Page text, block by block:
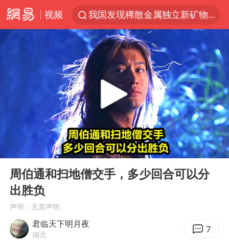
视频
我国发现稀散金属独立新矿物——乌斯河锗矿
上海鼓励居家办公
部分银行上调存款利率
小沈阳加盟《披荆斩棘》
新疆生产建设兵团生态环境局原局长被查
朱一龙的鼻子怎么了
白海豚路径图
国乒连续两站无缘冠军
上海地铁4条线路全线停运
周星驰妈妈现身香港首映礼
Play
01:09
周伯通和扫地僧交手，多少回合可以分
出胜负
声明：无需声明
君临天下明月夜
湖北 7